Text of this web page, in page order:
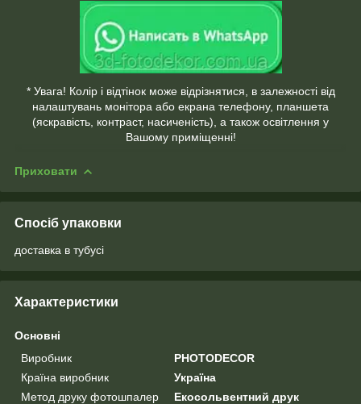
* Увага! Колір і відтінок може відрізнятися, в залежності від
налаштувань монітора або екрана телефону, планшета
(яскравість, контраст, насиченість), а також освітлення у
Вашому приміщенні!
Приховати
Спосіб упаковки
доставка в тубусі
Характеристики
Основні
Виробник
PHOTODECOR
Країна виробник
Україна
Метод друку фотошпалер
Екосольвентний друк